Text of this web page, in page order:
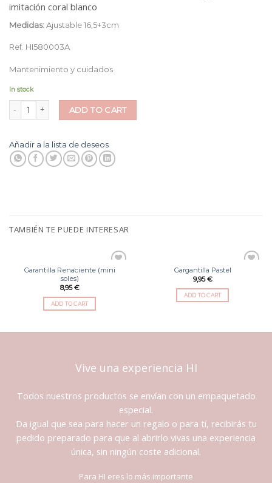
imitación coral blanco
Medidas:Ajustable 16,5+3cm
Ref. HI580003A
Mantenimiento y cuidados
In stock
ADD TO CART
Añadir a la lista de deseos
TAMBIÉN TE PUEDE INTERESAR
Añadir
Garantilla Renaciente (mini
soles)
8,95€
ADD TO CART
Gargantilla Pastel
9,95€
ADD TO CART
Vive una experiencia HI
Todos nuestros productos se envían con un empaquetado
especial.
Da igual que sea para hacer un regalo o para tí, recibirás tu
pedido preparado para que al abrirlo vivas una experiencia
única, sin ningún coste adicional.
Para HI eres lo más importante